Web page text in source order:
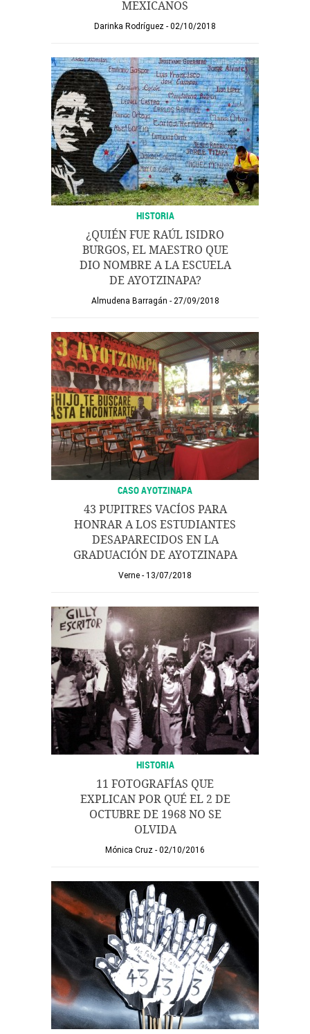
MEXICANOS
Darinka Rodríguez 02/10/2018
HISTORIA
¿QUIÉN FUE RAÚL ISIDRO
BURGOS, EL MAESTRO QUE
DIO NOMBRE A LA ESCUELA
DE AYOTZINAPA?
Almudena Barragán 27/09/2018
CASO AYOTZINAPA
43 PUPITRES VACÍOS PARA
HONRAR A LOS ESTUDIANTES
DESAPARECIDOS EN LA
GRADUACIÓN DE AYOTZINAPA
Verne 13/07/2018
HISTORIA
11 FOTOGRAFÍAS QUE
EXPLICAN POR QUÉ EL 2 DE
OCTUBRE DE 1968 NO SE
OLVIDA
Mónica Cruz 02/10/2016